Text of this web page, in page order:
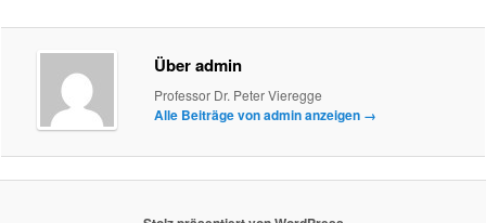
Über admin
Professor Dr. Peter Vieregge
Alle Beiträge von admin anzeigen →